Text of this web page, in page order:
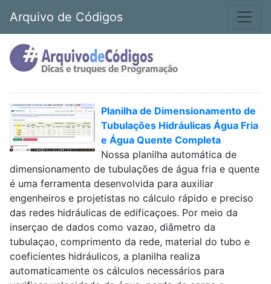
Arquivo de Códigos
Planilha de Dimensionamento de
Tubulações Hidráulicas Água Fria
e Água Quente Completa
Nossa planilha automática de
dimensionamento de tubulações de água fria e quente
é uma ferramenta desenvolvida para auxiliar
engenheiros e projetistas no cálculo rápido e preciso
das redes hidráulicas de edificaçoes. Por meio da
inserçao de dados como vazao, diâmetro da
tubulaçao, comprimento da rede, material do tubo e
coeficientes hidráulicos, a planilha realiza
automaticamente os cálculos necessários para